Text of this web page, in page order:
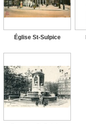
Église St-Sulpice